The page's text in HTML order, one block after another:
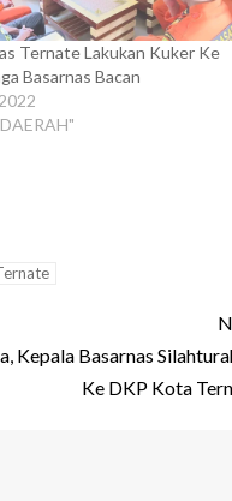
Ternate Lakukan Kuker Ke
Basarnas Bacan
Kepala Basarnas
Ke DKP Kota